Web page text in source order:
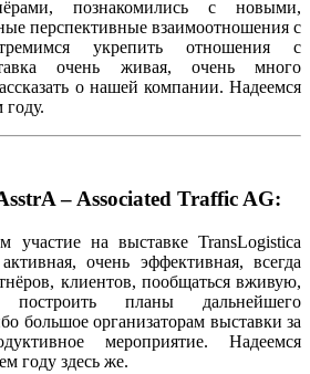
познакомились с новыми,
перспективные взаимоотношения с
укрепить отношения с
очень живая, очень много
о нашей компании. Надеемся
– Associated Traffic AG:
участие на выставке TransLogistica
очень эффективная, всегда
клиентов, пообщаться вживую,
построить планы дальнейшего
большое организаторам выставки за
мероприятие. Надеемся
году здесь же.